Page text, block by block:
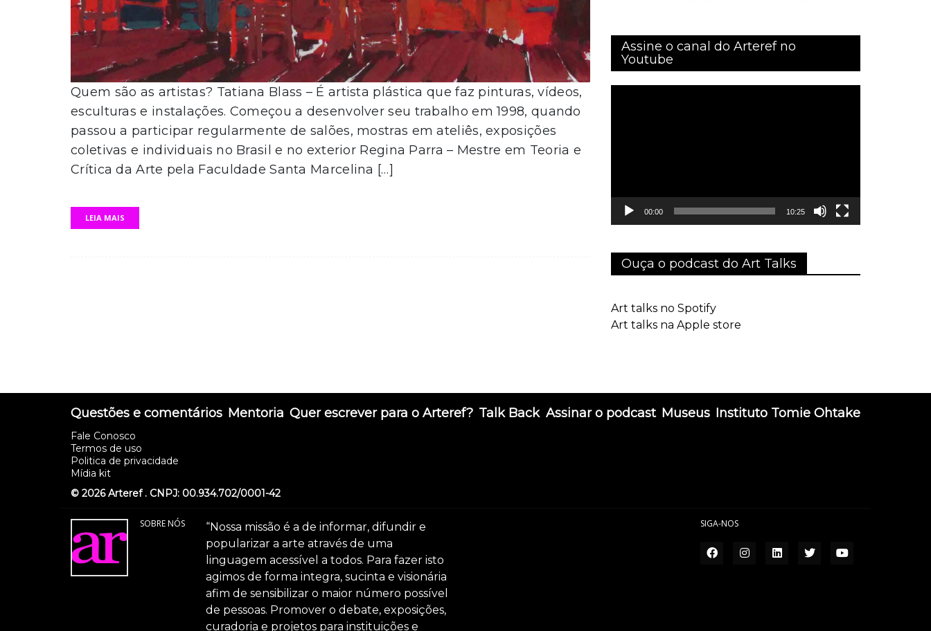
Quem são as artistas? Tatiana Blass – É artista plástica que faz pinturas, vídeos,
esculturas e instalações. Começou a desenvolver seu trabalho em 1998, quando
passou a participar regularmente de salões, mostras em ateliês, exposições
coletivas e individuais no Brasil e no exterior Regina Parra – Mestre em Teoria e
Crítica da Arte pela Faculdade Santa Marcelina […]
LEIA MAIS
Assine o canal do Arteref no
Youtube
00:00 10:25
Ouça o podcast do Art Talks
Art talks no Spotify
Art talks na Apple store
Questões e comentários
Fale Conosco
Termos de uso
Politica de privacidade
Mídia kit
Mentoria Quer escrever para o Arteref? Talk Back Assinar o podcast Museus Instituto Tomie Ohtake
© 2026 Arteref . CNPJ: 00.934.702/0001-42
SOBRE NÓS
“Nossa missão é a de informar, difundir e
popularizar a arte através de uma
linguagem acessível a todos. Para fazer isto
agimos de forma integra, sucinta e visionária
afim de sensibilizar o maior número possível
de pessoas. Promover o debate, exposições,
curadoria e projetos para instituições e
SIGA-NOS